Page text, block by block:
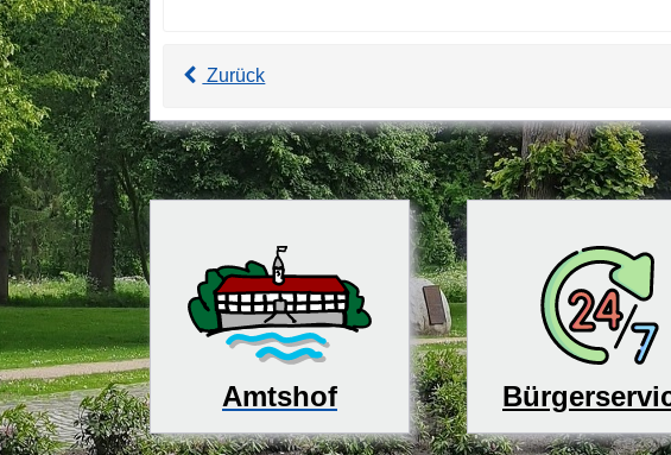
Zurück
Amtshof